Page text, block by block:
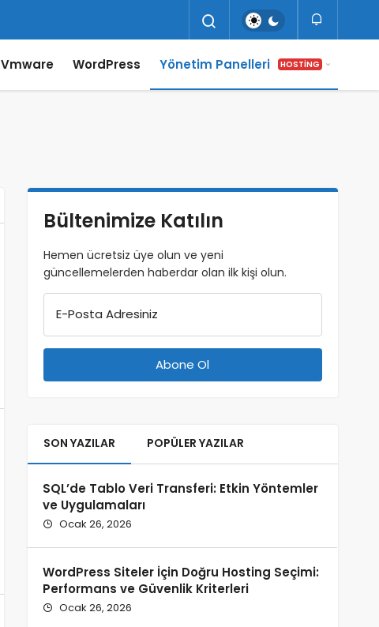
Vmware WordPress Yönetim Panelleri HOSTING
Bültenimize Katılın
Hemen ücretsiz üye olun ve yeni
güncellemelerden haberdar olan ilk kişi olun.
E-Posta Adresiniz
SON YAZILAR POPÜLER YAZILAR
SQL’de Tablo Veri Transferi: Etkin Yöntemler
ve Uygulamaları
Ocak 26, 2026
WordPress Siteler İçin Doğru Hosting Seçimi:
Performans ve Güvenlik Kriterleri
Ocak 26, 2026